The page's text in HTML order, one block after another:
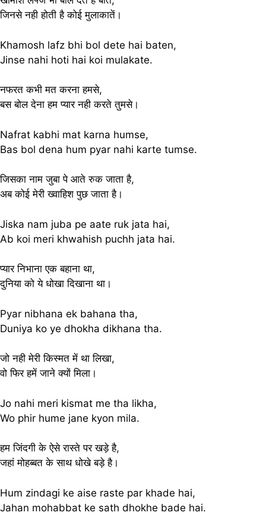
जिनसे नही होती है कोई मुलाकातें।
Khamosh lafz bhi bol dete hai baten,
Jinse nahi hoti hai koi mulakate.
नफरत कभी मत करना हमसे,
बस बोल देना हम प्यार नही करते तुमसे।
Nafrat kabhi mat karna humse,
Bas bol dena hum pyar nahi karte tumse.
जिसका नाम जुबा पे आते रुक जाता है,
अब कोई मेरी ख्वाहिश पुछ जाता है।
Jiska nam juba pe aate ruk jata hai,
Ab koi meri khwahish puchh jata hai.
प्यार निभाना एक बहाना था,
दुनिया को ये धोखा दिखाना था।
Pyar nibhana ek bahana tha,
Duniya ko ye dhokha dikhana tha.
जो नही मेरी किस्मत में था लिखा,
वो फिर हमें जाने क्यों मिला।
Jo nahi meri kismat me tha likha,
Wo phir hume jane kyon mila.
हम जिंदगी के ऐसे रास्ते पर खड़े है,
जहां मोहब्बत के साथ धोखे बड़े है।
Hum zindagi ke aise raste par khade hai,
Jahan mohabbat ke sath dhokhe bade hai.